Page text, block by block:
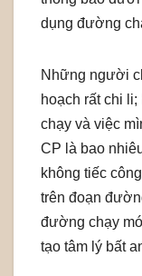
dụng đường
Những người
hoạch rất chi
chạy và việc
CP là bao
không tiếc
trên đoạn
đường chạy
tạo tâm lý bất